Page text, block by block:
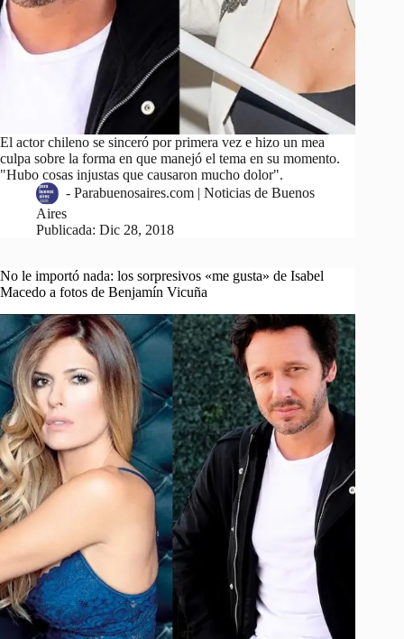
El actor chileno se sinceró por primera vez e hizo un mea
culpa sobre la forma en que manejó el tema en su momento.
"Hubo cosas injustas que causaron mucho dolor".
- Parabuenosaires.com | Noticias de Buenos
Aires
Publicada: Dic 28, 2018
No le importó nada: los sorpresivos «me gusta» de Isabel
Macedo a fotos de Benjamín Vicuña